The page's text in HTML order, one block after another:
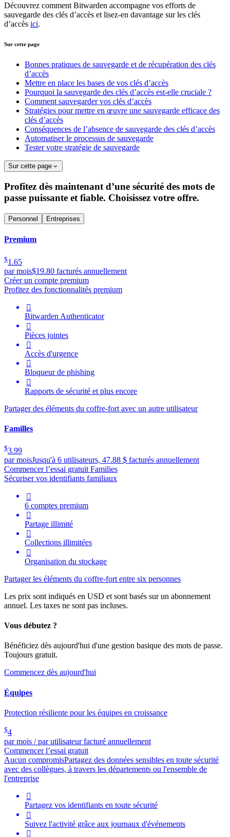
Découvrez comment Bitwarden accompagne vos efforts de
sauvegarde des clés d’accès et lisez-en davantage sur les clés
d’accès ici.
Sur cette page
Bonnes pratiques de sauvegarde et de récupération des clés
d’accès
Mettre en place les bases de vos clés d’accès
Pourquoi la sauvegarde des clés d’accès est-elle cruciale ?
Comment sauvegarder vos clés d’accès
Stratégies pour mettre en œuvre une sauvegarde efficace des
clés d’accès
Conséquences de l’absence de sauvegarde des clés d’accès
Automatiser le processus de sauvegarde
Tester votre stratégie de sauvegarde
Sur cette page
Profitez dès maintenant d’une sécurité des mots de
passe puissante et fiable. Choisissez votre offre.
Personnel Entreprises
Premium
$1.65
par mois$19.80 facturés annuellement
Créer un compte premium
Profitez des fonctionnalités premium

Bitwarden Authenticator

Pièces jointes

Accès d'urgence

Bloqueur de phishing

Rapports de sécurité et plus encore
Partager des éléments du coffre-fort avec un autre utilisateur
Familles
$3.99
par moisJusqu'à 6 utilisateurs, 47.88 $ facturés annuellement
Commencer l’essai gratuit Families
Sécuriser vos identifiants familiaux

6 comptes premium

Partage illimité

Collections illimitées

Organisation du stockage
Partager les éléments du coffre-fort entre six personnes
Les prix sont indiqués en USD et sont basés sur un abonnement
annuel. Les taxes ne sont pas incluses.
Vous débutez ?
Bénéficiez dès aujourd'hui d'une gestion basique des mots de passe.
Toujours gratuit.
Commencez dès aujourd'hui
Équipes
Protection résiliente pour les équipes en croissance
$4
par mois / par utilisateur facturé annuellement
Commencer l’essai gratuit
Aucun compromisPartagez des données sensibles en toute sécurité
avec des collègues, à travers les départements ou l'ensemble de
l'entreprise

Partagez vos identifiants en toute sécurité

Suivez l'activité grâce aux journaux d'événements
